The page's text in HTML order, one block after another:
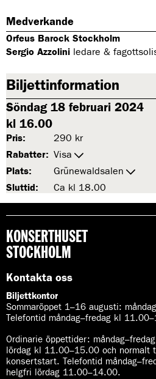
Medverkande
Orfeus Barock Stockholm
Sergio Azzolini ledare &
Biljettinformation
Söndag 18 februari 2024
kl 16.00
Pris:
290 kr
Rabatter: Visa
Plats:
Grünewaldsalen
Sluttid:
Ca kl 18.00
KONSERTHUSET
STOCKHOLM
Kontakta oss
Biljettkontor
Sommaröppet 1–16 augusti:
Telefontid måndag–fredag kl
Ordinarie öppettider:
lördag kl 11.00–15.00 och normalt
konsertstart. Telefontid
helgfri lördag 11.00–14.00.